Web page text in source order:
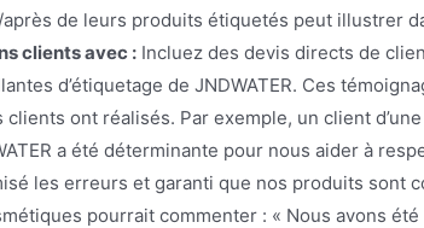
de leurs produits étiquetés peut illustrer
clients avec : Incluez des devis directs de
d’étiquetage de JNDWATER. Ces
clients ont réalisés. Par exemple, un client
a été déterminante pour nous aider à
les erreurs et garanti que nos produits sont
pourrait commenter : « Nous avons